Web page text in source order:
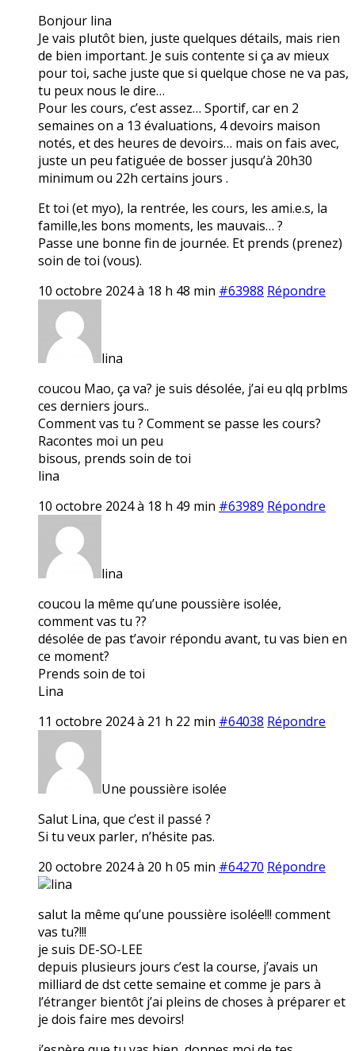
Bonjour lina
Je vais plutôt bien, juste quelques détails, mais rien
de bien important. Je suis contente si ça av mieux
pour toi, sache juste que si quelque chose ne va pas,
tu peux nous le dire…
Pour les cours, c’est assez… Sportif, car en 2
semaines on a 13 évaluations, 4 devoirs maison
notés, et des heures de devoirs… mais on fais avec,
juste un peu fatiguée de bosser jusqu’à 20h30
minimum ou 22h certains jours .
Et toi (et myo), la rentrée, les cours, les ami.e.s, la
famille,les bons moments, les mauvais… ?
Passe une bonne fin de journée. Et prends (prenez)
soin de toi (vous).
10 octobre 2024 à 18 h 48 min #63988 Répondre
lina
coucou Mao, ça va? je suis désolée, j’ai eu qlq prblms
ces derniers jours..
Comment vas tu ? Comment se passe les cours?
Racontes moi un peu
bisous, prends soin de toi
lina
10 octobre 2024 à 18 h 49 min #63989 Répondre
lina
coucou la même qu’une poussière isolée,
comment vas tu ??
désolée de pas t’avoir répondu avant, tu vas bien en
ce moment?
Prends soin de toi
Lina
11 octobre 2024 à 21 h 22 min #64038 Répondre
Une poussière isolée
Salut Lina, que c’est il passé ?
Si tu veux parler, n’hésite pas.
20 octobre 2024 à 20 h 05 min #64270 Répondre
lina
salut la même qu’une poussière isolée!!! comment
vas tu?!!!
je suis DE-SO-LEE
depuis plusieurs jours c’est la course, j’avais un
milliard de dst cette semaine et comme je pars à
l’étranger bientôt j’ai pleins de choses à préparer et
je dois faire mes devoirs!